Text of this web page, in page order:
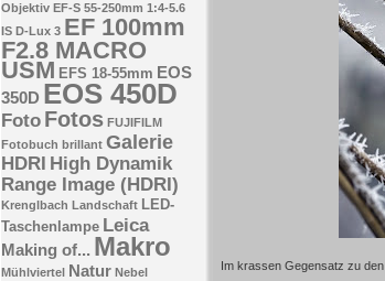
Objektiv EF-S 55-250mm 1:4-5.6
IS D-Lux 3 EF 100mm
F2.8 MACRO
USM EFS 18-55mm EOS
350D EOS 450D
Foto Fotos FUJIFILM
Fotobuch brillant Galerie
HDRI High Dynamik
Range Image (HDRI)
Krenglbach Landschaft LED-
Taschenlampe Leica
Making of... Makro
Mühlviertel Natur Nebel Im krassen Gegensatz zu den